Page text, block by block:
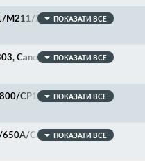
M211/212/236, Canon 0
від P1505 величиною
ПОКАЗАТИ ВСЕ
Canon 069, W2300A/
ПОКАЗАТИ ВСЕ
CP1215/1210/1510/
4540/Pro CM1415/
9280/Samsung ML-254
CB543A/CC530
CE262A/CE263A/C
ПОКАЗАТИ ВСЕ
650A/Canon LBP9100/95
ПОКАЗАТИ ВСЕ